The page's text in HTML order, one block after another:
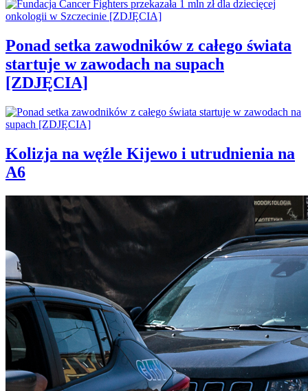
Ponad setka zawodników z całego świata
startuje w zawodach na supach
[ZDJĘCIA]
Kolizja na węźle Kijewo i utrudnienia na
A6